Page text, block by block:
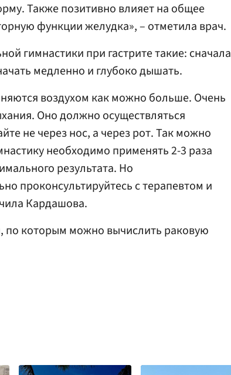
Также позитивно влияет на общее
функции желудка», – отметила врач.
гимнастики при гастрите такие: сначала
медленно и глубоко дышать.
воздухом как можно больше. Очень
Оно должно осуществляться
не через нос, а через рот. Так можно
необходимо применять 2-3 раза
результата. Но
проконсультируйтесь с терапевтом и
Кардашова.
по которым можно вычислить раковую